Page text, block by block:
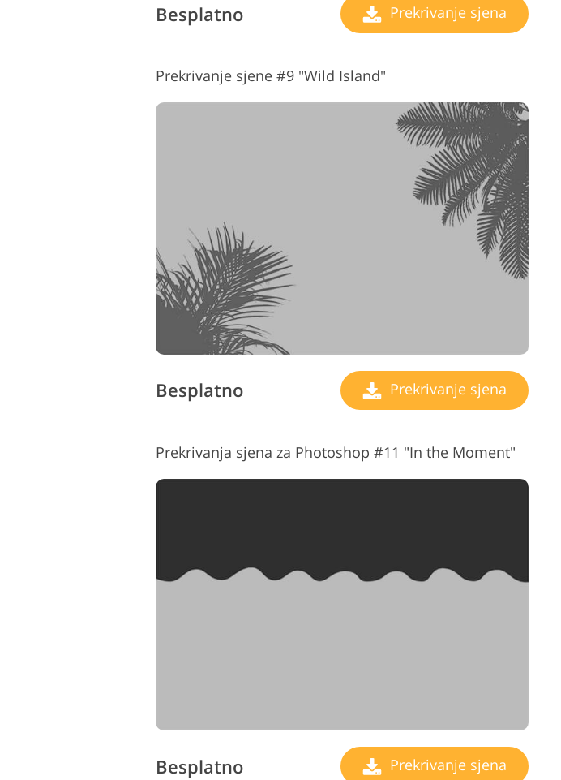
Besplatno Prekrivanje sjena
Prekrivanje sjene #9 "Wild Island"
Besplatno Prekrivanje sjena
Prekrivanja sjena za Photoshop #11 "In the Moment"
Besplatno Prekrivanje sjena